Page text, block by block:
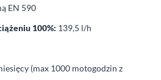
EN 590
100%: 139,5 l/h
(max 1000 motogodzin z